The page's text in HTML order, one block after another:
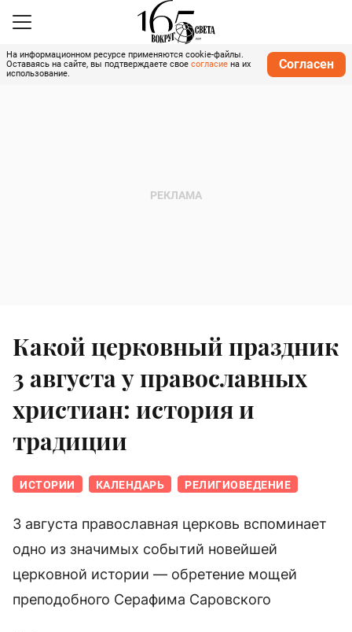
На информационном ресурсе применяются cookie-файлы.
Оставаясь на сайте, вы подтверждаете свое согласие на их
использование.
Согласен
Какой церковный праздник
3 августа у православных
христиан: история и
традиции
ИСТОРИИ КАЛЕНДАРЬ РЕЛИГИОВЕДЕНИЕ
3 августа православная церковь вспоминает
одно из значимых событий новейшей
церковной истории — обретение мощей
преподобного Серафима Саровского